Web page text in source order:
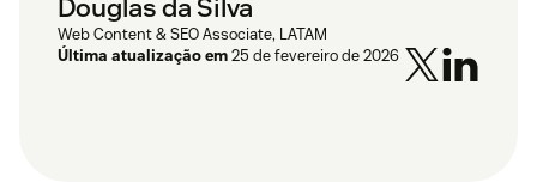
Douglas da Silva
Web Content & SEO Associate, LATAM
Última atualização em25 de fevereiro de 2026